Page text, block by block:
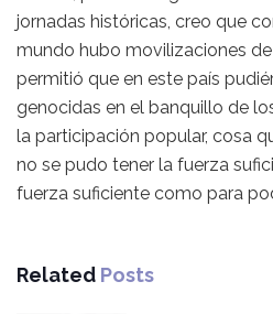
jornadas históricas, creo que
mundo hubo movilizaciones
permitió que en este país
genocidas en el banquillo de
la participación popular, cosa
no se pudo tener la fuerza
fuerza suficiente como para
Related Posts